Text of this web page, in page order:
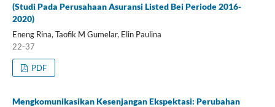
(Studi Pada Perusahaan Asuransi Listed Bei Periode 2016-
2020)
Eneng Rina, Taofik M Gumelar, Elin Paulina
22-37
PDF
Mengkomunikasikan Kesenjangan Ekspektasi: Perubahan